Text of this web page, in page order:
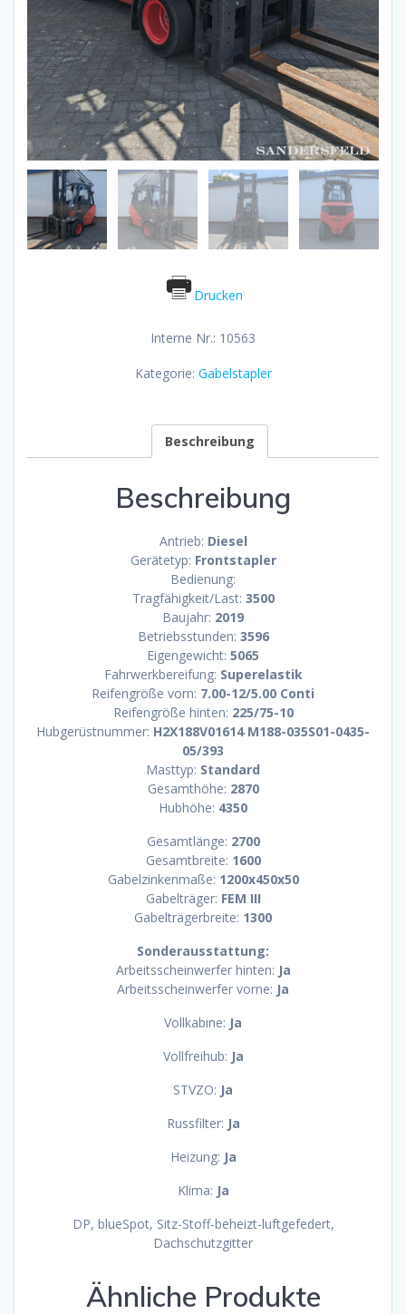
Drucken
Interne Nr.: 10563
Kategorie: Gabelstapler
Beschreibung
Beschreibung
Antrieb: Diesel
Gerätetyp: Frontstapler
Bedienung:
Tragfähigkeit/Last: 3500
Baujahr: 2019
Betriebsstunden: 3596
Eigengewicht: 5065
Fahrwerkbereifung: Superelastik
Reifengröße vorn: 7.00-12/5.00 Conti
Reifengröße hinten: 225/75-10
Hubgerüstnummer: H2X188V01614 M188-035S01-0435-
05/393
Masttyp: Standard
Gesamthöhe: 2870
Hubhöhe: 4350
Gesamtlänge: 2700
Gesamtbreite: 1600
Gabelzinkenmaße: 1200x450x50
Gabelträger: FEM III
Gabelträgerbreite: 1300
Sonderausstattung:
Arbeitsscheinwerfer hinten: Ja
Arbeitsscheinwerfer vorne: Ja
Vollkabine: Ja
Vollfreihub: Ja
STVZO: Ja
Russfilter: Ja
Heizung: Ja
Klima: Ja
DP, blueSpot, Sitz-Stoff-beheizt-luftgefedert,
Dachschutzgitter
Ähnliche Produkte